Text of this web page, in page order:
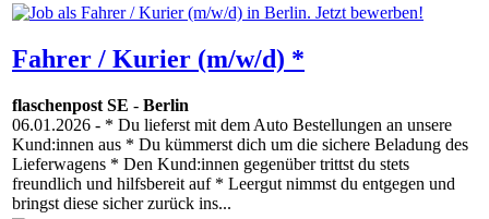
Fahrer / Kurier (m/w/d) *
flaschenpost SE - Berlin
06.01.2026 - * Du lieferst mit dem Auto Bestellungen an unsere
Kund:innen aus * Du kümmerst dich um die sichere Beladung des
Lieferwagens * Den Kund:innen gegenüber trittst du stets
freundlich und hilfsbereit auf * Leergut nimmst du entgegen und
bringst diese sicher zurück ins...